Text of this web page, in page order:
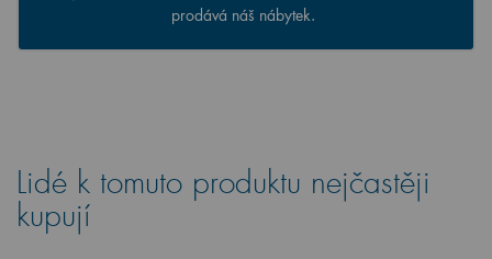
prodává náš nábytek.
Lidé k tomuto produktu nejčastěji
kupují